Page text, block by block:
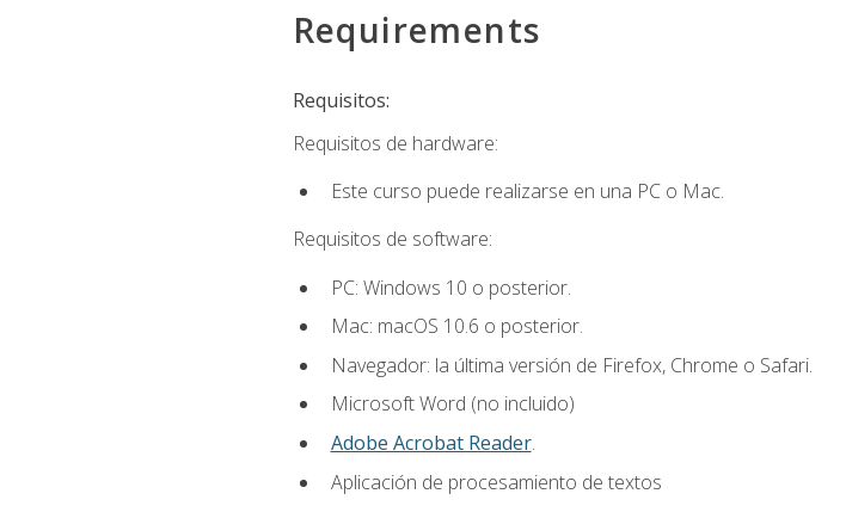
Requirements
Requisitos:
Requisitos de hardware:
Este curso puede realizarse en una PC o Mac.
Requisitos de software:
PC: Windows 10 o posterior.
Mac: macOS 10.6 o posterior.
Navegador: la última versión de Firefox, Chrome o Safari.
Microsoft Word (no incluido)
Adobe Acrobat Reader.
Aplicación de procesamiento de textos